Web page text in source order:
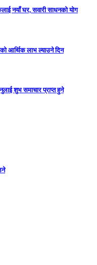
नयाँ घर, सवारी साधनकाे याेग
आर्थिक लाभ ल्याउने दिन
शुभ समाचार प्राप्त हुने